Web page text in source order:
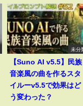
未分
【Suno AI v5.5】民族
音楽風の曲を作るスタ
イルーv5.5で効果はど
う変わった？